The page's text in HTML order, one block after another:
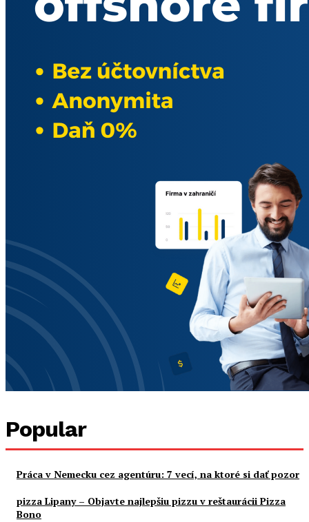
Popular
Práca v Nemecku cez agentúru: 7 vecí, na ktoré si dať pozor
pizza Lipany – Objavte najlepšiu pizzu v reštaurácii Pizza
Bono